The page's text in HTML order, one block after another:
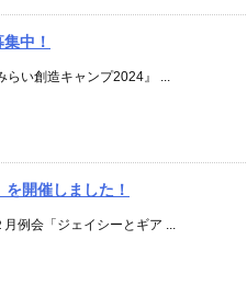
中！
い創造キャンプ2024』 ...
開催しました！
例会「ジェイシーとギア ...